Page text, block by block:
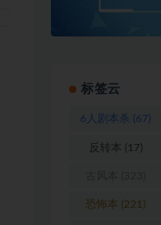
标签云
6人剧本杀 (67)
反转本 (17)
恐怖本 (221)